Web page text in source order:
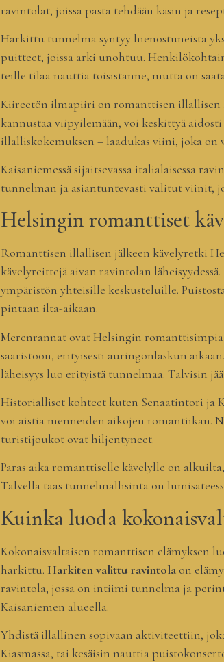
ravintolat, joissa pasta tehdään käsin ja
Harkittu tunnelma syntyy hienostuneista
puitteet, joissa arki unohtuu.
teille tilaa nauttia toisistanne, mutta on
Kiireetön ilmapiiri on romanttisen illallisen
kannustaa viipyilemään, voi keskittyä
illalliskokemuksen – laadukas viini, joka on
Kaisaniemessä sijaitsevassa italialaisessa
tunnelman ja asiantuntevasti valitut viinit,
Helsingin romanttiset
Romanttisen illallisen jälkeen kävelyretki
kävelyreittejä aivan ravintolan
ympäristön yhteisille keskusteluille.
pintaan ilta-aikaan.
Merenrannat ovat Helsingin
saaristoon, erityisesti auringonlaskun
läheisyys luo erityistä tunnelmaa. Talvisin
Historialliset kohteet kuten Senaatintori ja
voi aistia menneiden aikojen romantiikan.
turistijoukot ovat hiljentyneet.
Paras aika romanttiselle kävelylle on
Talvella taas tunnelmallisinta on
Kuinka luoda
Kokonaisvaltaisen romanttisen elämyksen
harkittu. Harkiten valittu ravintolaon
ravintola, jossa on intiimi tunnelma ja
Kaisaniemen alueella.
Yhdistä illallinen sopivaan aktiviteettiin,
Kiasmassa, tai kesäisin nauttia